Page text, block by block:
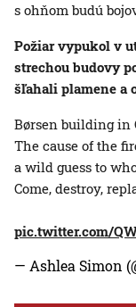
s ohňom budú
Požiar vypukol v
strechou budovy
šľahali plamene a
Børsen building in
The cause of the
a wild guess to
Come, destroy,
pic.twitter.com/
— Ashlea Simon